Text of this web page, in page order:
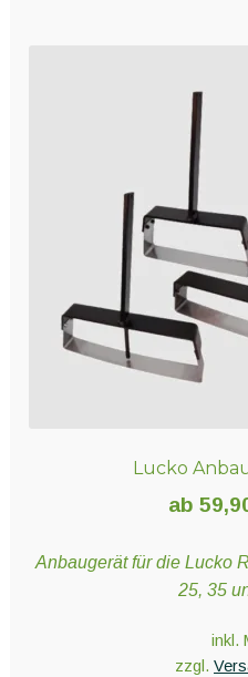
Produktseite
gewählt
werden
Lucko
ab
Anbaugerät für die Lucko
25, 35
inkl.
zzgl.